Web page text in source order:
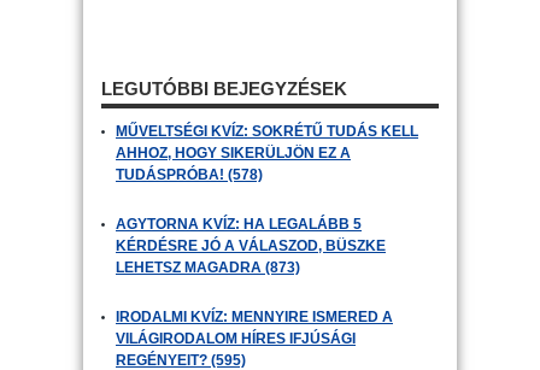
LEGUTÓBBI BEJEGYZÉSEK
MŰVELTSÉGI KVÍZ: SOKRÉTŰ TUDÁS KELL
AHHOZ, HOGY SIKERÜLJÖN EZ A
TUDÁSPRÓBA! (578)
AGYTORNA KVÍZ: HA LEGALÁBB 5
KÉRDÉSRE JÓ A VÁLASZOD, BÜSZKE
LEHETSZ MAGADRA (873)
IRODALMI KVÍZ: MENNYIRE ISMERED A
VILÁGIRODALOM HÍRES IFJÚSÁGI
REGÉNYEIT? (595)